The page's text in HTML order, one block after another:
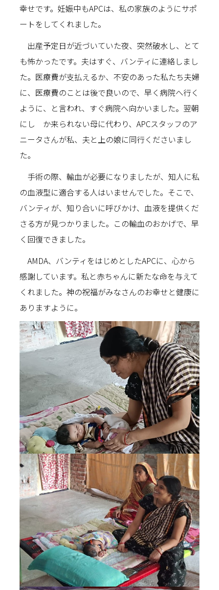
幸せです。妊娠中もAPCは、私の家族のようにサポ
ートをしてくれました。
出産予定日が近づいていた夜、突然破水し、とて
も怖かったです。夫はすぐ、バンティに連絡しまし
た。医療費が支払えるか、不安のあった私たち夫婦
に、医療費のことは後で良いので、早く病院へ行く
ように、と言われ、すぐ病院へ向かいました。翌朝
にし か来られない母に代わり、APCスタッフのア
ニータさんが私、夫と上の娘に同行くださいまし
た。
手術の際、輸血が必要になりましたが、知人に私
の血液型に適合する人はいませんでした。そこで、
バンティが、知り合いに呼びかけ、血液を提供くだ
さる方が見つかりました。この輸血のおかげで、早
く回復できました。
AMDA、バンティをはじめとしたAPCに、心から
感謝しています。私と赤ちゃんに新たな命を与えて
くれました。神の祝福がみなさんのお幸せと健康に
ありますように。